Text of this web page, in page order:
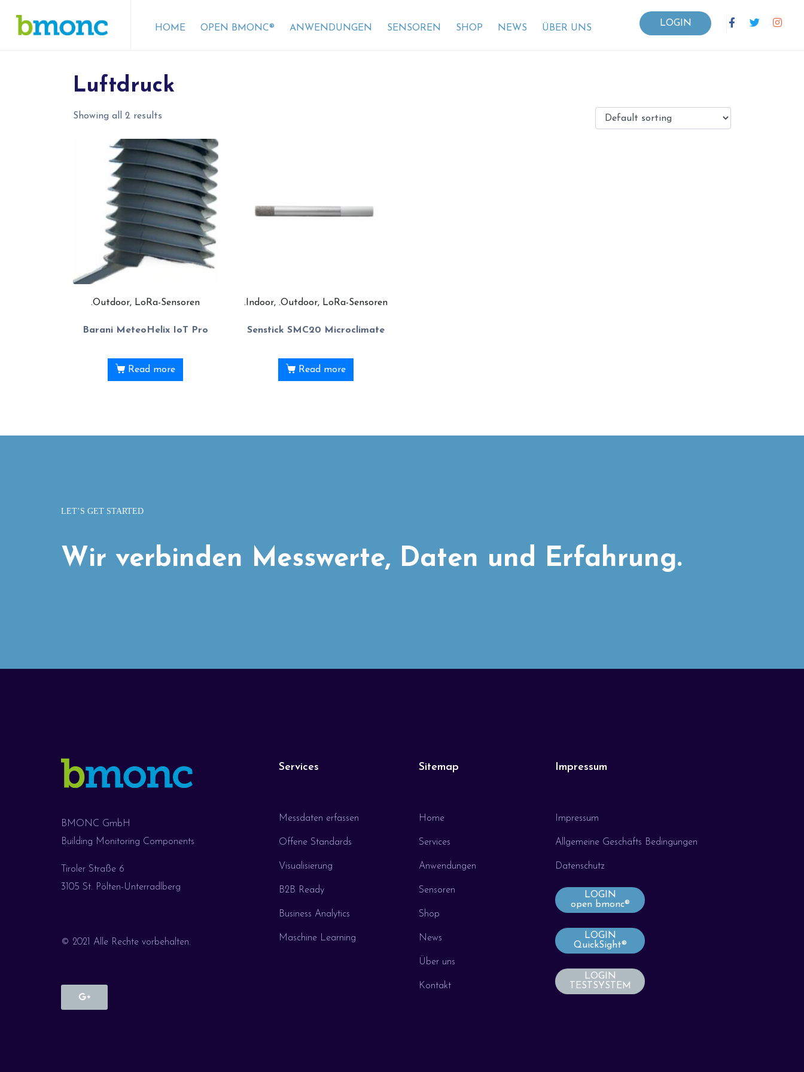
HOME OPEN BMONC® ANWENDUNGEN SENSOREN SHOP NEWS ÜBER UNS LOGIN
Luftdruck
Showing all 2 results
.Outdoor, LoRa-Sensoren
Barani MeteoHelix IoT Pro
Read more
.Indoor, .Outdoor, LoRa-Sensoren
Senstick SMC20 Microclimate
Read more
LET’S GET STARTED
Wir verbinden Messwerte, Daten und Erfahrung.
BMONC GmbH
Building Monitoring Components
Tiroler Straße 6
3105 St. Pölten-Unterradlberg
© 2021 Alle Rechte vorbehalten.
Services
Messdaten erfassen
Offene Standards
Visualisierung
B2B Ready
Business Analytics
Maschine Learning
Sitemap
Home
Services
Anwendungen
Sensoren
Shop
News
Über uns
Kontakt
Impressum
Impressum
Allgemeine Geschäfts Bedingungen
Datenschutz
LOGIN
open bmonc®
LOGIN
QuickSight®
LOGIN
TESTSYSTEM